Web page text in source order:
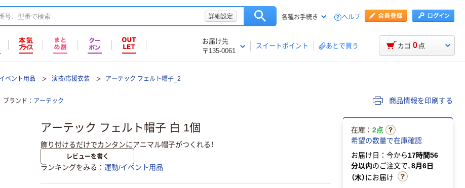
詳細設定 各種お手続き ヘルプ
お届け先
〒135-0061
スイートポイント あとで買う カゴ 0 点
ベント用品 演技/応援衣装 アーテック フェルト帽子_2
ブランド アーテック 商品情報を印刷する
アーテック フェルト帽子 白 1個
飾り付けるだけでカンタンにアニマル帽子がつくれる！
レビューを書く
ランキングをみる 運動/イベント用品
在庫： 2点
希望の数量で在庫確認
お届け日：今から17時間56
分以内のご注文で、8月6日
（木）にお届け